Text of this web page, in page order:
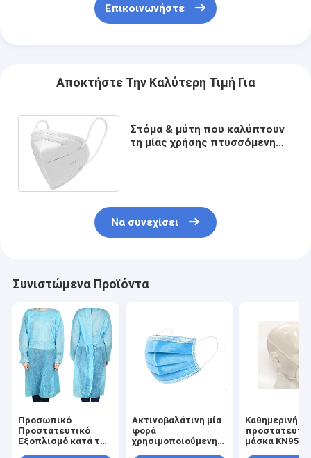
Επικοινωνήστε
Αποκτήστε Την Καλύτερη Τιμή Για
Στόμα & μύτη που καλύπτουν
τη μίας χρήσης πτυσσόμενη
Να συνεχίσει
Συνιστώμενα Προϊόντα
Προσωπικό
Προστατευτικό
Εξοπλισμό κατά των
Ακτινοβαλάτινη μία
φορά
χρησιμοποιούμενη
Καθημερινή
μάσκα KN95